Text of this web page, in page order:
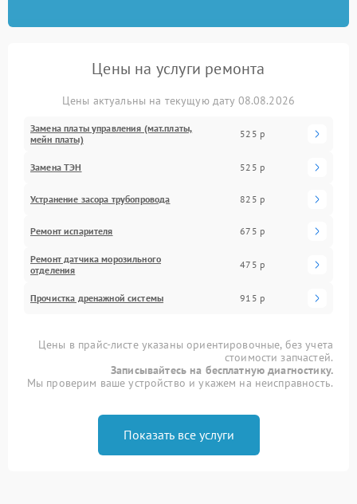
Цены на услуги ремонта
Цены актуальны на текущую дату 08.08.2026
Замена платы управления (мат.платы,
мейн платы)
525 р
Замена ТЭН 525 р
Устранение засора трубопровода 825 р
Ремонт испарителя 675 р
Ремонт датчика морозильного
отделения
475 р
Прочистка дренажной системы 915 р
Цены в прайс-листе указаны ориентировочные, без учета
стоимости запчастей.
Записывайтесь на бесплатную диагностику.
Мы проверим ваше устройство и укажем на неисправность.
Показать все услуги